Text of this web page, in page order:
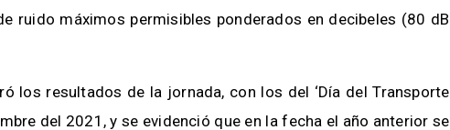
ruido máximos permisibles ponderados en decibeles (80 dB
los resultados de la jornada, con los del ‘Día del Transporte
del 2021, y se evidenció que en la fecha el año anterior se